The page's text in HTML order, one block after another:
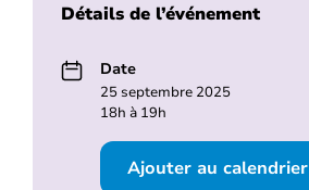
Détails de l’événement
Date
25 septembre 2025
18h à 19h
Ajouter au calendrier